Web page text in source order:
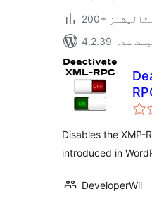
ٹیسٹ شدہ
Disables the XMP-
introduced in
DeveloperWil